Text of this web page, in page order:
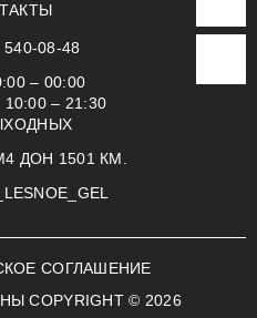
08-48
– 00:00
10:00 – 21:30
ДОН 1501 КМ.
СОГЛАШЕНИЕ
COPYRIGHT © 2026